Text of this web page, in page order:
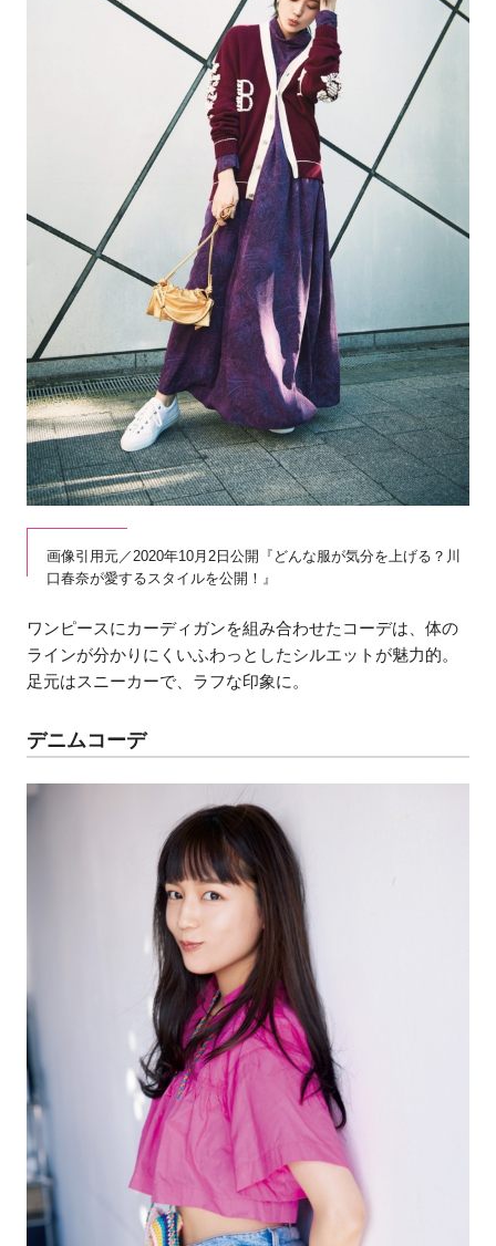
画像引用元／2020年10月2日公開『どんな服が気分を上げる？川
口春奈が愛するスタイルを公開！』
ワンピースにカーディガンを組み合わせたコーデは、体の
ラインが分かりにくいふわっとしたシルエットが魅力的。
足元はスニーカーで、ラフな印象に。
デニムコーデ